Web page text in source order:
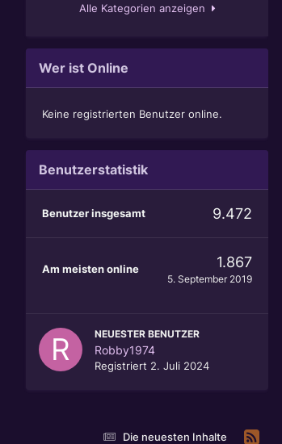
Alle Kategorien anzeigen
Wer ist Online
Keine registrierten Benutzer online.
Benutzerstatistik
Benutzer insgesamt 9.472
Am meisten online 1.867
5. September 2019
NEUESTER BENUTZER
Robby1974
Registriert 2. Juli 2024
Die neuesten Inhalte